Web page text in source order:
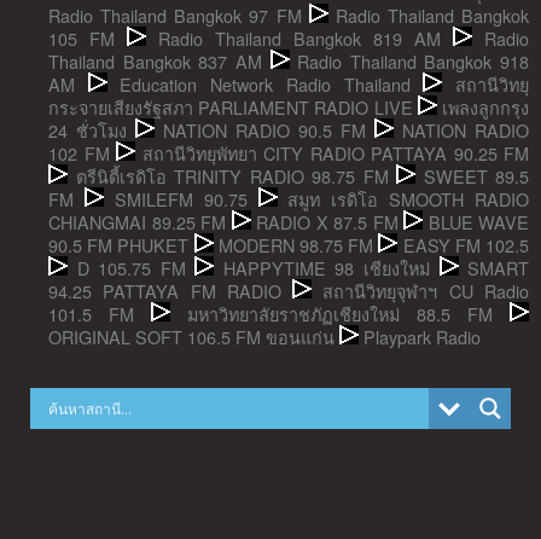
Radio Thailand Bangkok 97 FM
Radio Thailand Bangkok
105 FM
Radio Thailand Bangkok 819 AM
Radio
Thailand Bangkok 837 AM
Radio Thailand Bangkok 918
AM
Education Network Radio Thailand
สถานีวิทยุ
กระจายเสียงรัฐสภา PARLIAMENT RADIO LIVE
เพลงลูกกรุง
24 ชั่วโมง
NATION RADIO 90.5 FM
NATION RADIO
102 FM
สถานีวิทยุพัทยา CITY RADIO PATTAYA 90.25 FM
ตรีนิตี้เรดิโอ TRINITY RADIO 98.75 FM
SWEET 89.5
FM
SMILEFM 90.75
สมูท เรดิโอ SMOOTH RADIO
CHIANGMAI 89.25 FM
RADIO X 87.5 FM
BLUE WAVE
90.5 FM PHUKET
MODERN 98.75 FM
EASY FM 102.5
D 105.75 FM
HAPPYTIME 98 เชียงใหม่
SMART
94.25 PATTAYA FM RADIO
สถานีวิทยุจุฬาฯ CU Radio
101.5 FM
มหาวิทยาลัยราชภัฏเชียงใหม่ 88.5 FM
ORIGINAL SOFT 106.5 FM ขอนแก่น
Playpark Radio